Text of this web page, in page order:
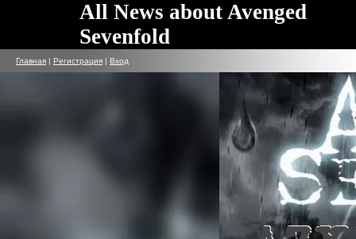
All News about Avenged
Sevenfold
Главная | Регистрация | Вход